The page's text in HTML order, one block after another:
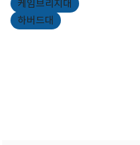
케임브리지대
하버드대